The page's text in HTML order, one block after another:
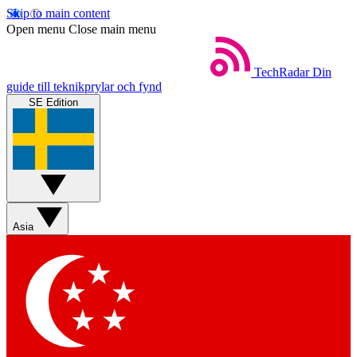
Skip to main content
Open menu Close main menu
TechRadar Din
guide till teknikprylar och fynd
SE Edition
Asia